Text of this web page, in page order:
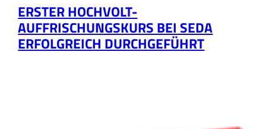
ERSTER HOCHVOLT-
AUFFRISCHUNGSKURS BEI SEDA
ERFOLGREICH DURCHGEFÜHRT